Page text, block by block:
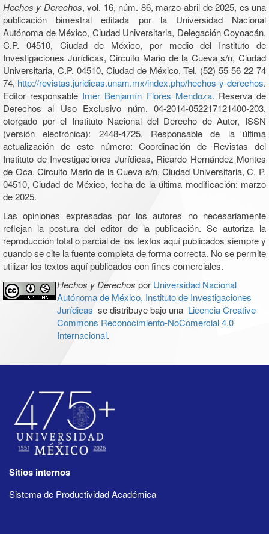
Hechos y Derechos, vol. 16, núm. 86, marzo-abril de 2025, es una
publicación bimestral editada por la Universidad Nacional
Autónoma de México, Ciudad Universitaria, Delegación Coyoacán,
C.P. 04510, Ciudad de México, por medio del Instituto de
Investigaciones Jurídicas, Circuito Mario de la Cueva s/n, Ciudad
Universitaria, C.P. 04510, Ciudad de México, Tel. (52) 55 56 22 74
74, http://revistas.juridicas.unam.mx/index.php/hechos-y-derechos.
Editor responsable Imer Benjamín Flores Mendoza. Reserva de
Derechos al Uso Exclusivo núm. 04-2014-052217121400-203,
otorgado por el Instituto Nacional del Derecho de Autor, ISSN
(versión electrónica): 2448-4725. Responsable de la última
actualización de este número: Coordinación de Revistas del
Instituto de Investigaciones Jurídicas, Ricardo Hernández Montes
de Oca, Circuito Mario de la Cueva s/n, Ciudad Universitaria, C. P.
04510, Ciudad de México, fecha de la última modificación: marzo
de 2025.
Las opiniones expresadas por los autores no necesariamente
reflejan la postura del editor de la publicación. Se autoriza la
reproducción total o parcial de los textos aquí publicados siempre y
cuando se cite la fuente completa de forma correcta. No se permite
utilizar los textos aquí publicados con fines comerciales.
Hechos y Derechos por Universidad Nacional
Autónoma de México, Instituto de Investigaciones
Jurídicas se distribuye bajo una Licencia Creative
Commons Reconocimiento-NoComercial 4.0
Internacional.
Sitios internos
Sistema de Productividad Académica